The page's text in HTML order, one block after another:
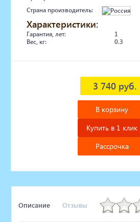
Страна производитель:
Характеристики:
Гарантия, лет:
1
Вес, кг:
0.3
3 740 руб.
В корзину
Купить в 1 клик
Рассрочка
Описание Отзывы